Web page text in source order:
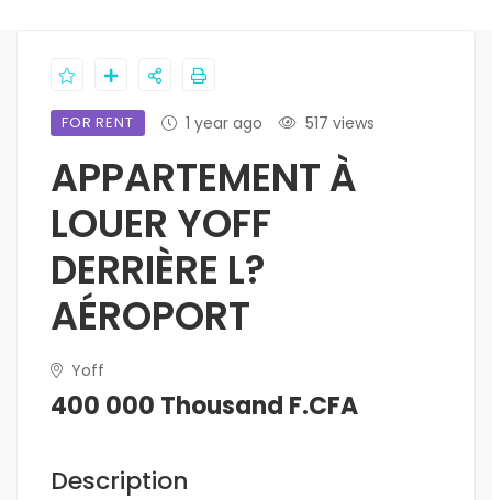
FOR RENT 1 year ago 517 views
APPARTEMENT À
LOUER YOFF
DERRIÈRE L?
AÉROPORT
Yoff
400 000 Thousand F.CFA
Description